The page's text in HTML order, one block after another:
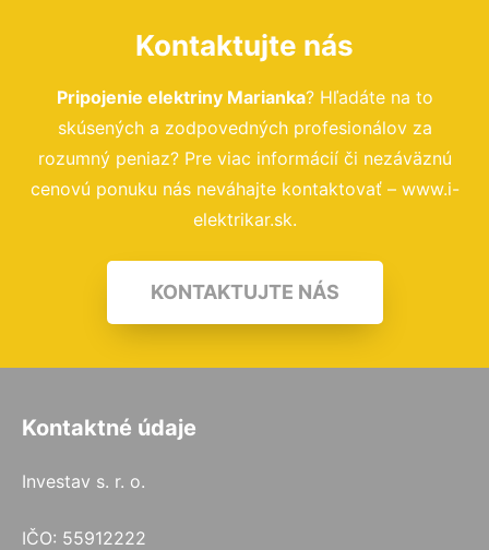
Kontaktujte nás
Pripojenie elektriny Marianka? Hľadáte na to
skúsených a zodpovedných profesionálov za
rozumný peniaz? Pre viac informácií či nezáväznú
cenovú ponuku nás neváhajte kontaktovať – www.i-
elektrikar.sk.
KONTAKTUJTE NÁS
Kontaktné údaje
Investav s. r. o.
IČO: 55912222